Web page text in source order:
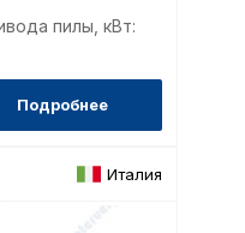
пилы, кВт:
Подробнее
Италия
Политика в
обработки сookies
Настройте параметры